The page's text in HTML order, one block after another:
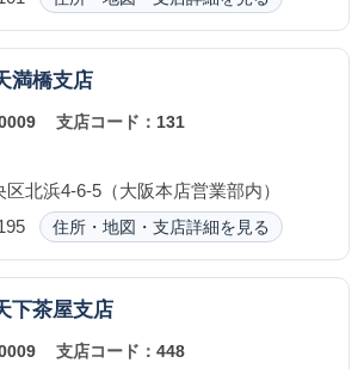
満橋支店
支店コード： 131
北浜4-6-5（大阪本店営業部内）
住所・地図・支店詳細を見る
下茶屋支店
支店コード：448